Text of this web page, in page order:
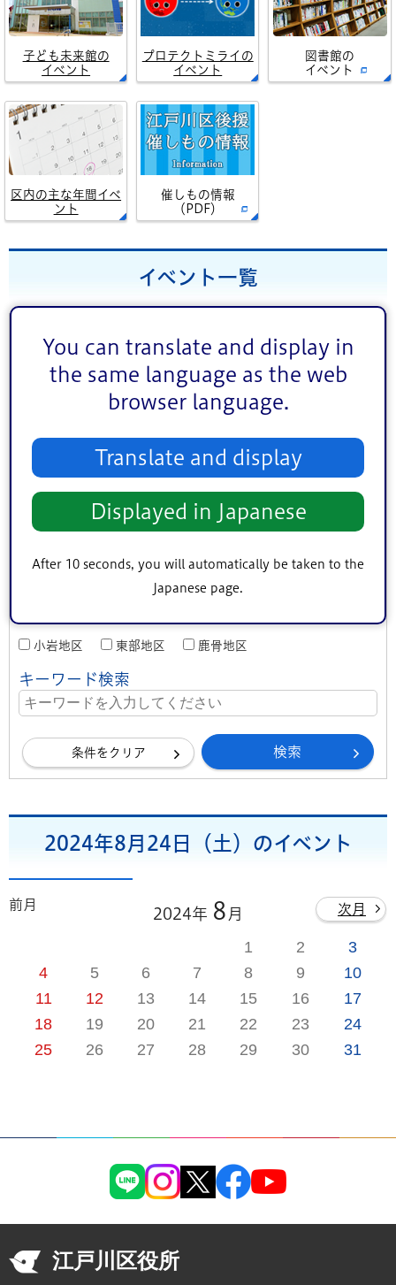
You can translate and display in
the same language as the web
browser language.
Translate and display
Displayed in Japanese
After 10 seconds, you will automatically be taken to the
Japanese page.
子ども未来館の
イベント
プロテクトミライの
イベント
図書館の
イベント
区内の主な年間イベ
ント
催しもの情報
（PDF）
イベント一覧
イベント情報を絞り込む
ジャンル
講演・講座・教室 お祭り
スポーツ 文化・芸術
相談
対象者
子ども向け 熟年者向け 事業者向け
小岩地区 東部地区 鹿骨地区
キーワード検索
条件をクリア
2024年8月24日（土）のイベント
前月
2024年 8 月 次月
1 2
3
4
5 6 7 8 9
10
11
12 13 14 15 16
17
18
19 20 21 22 23
24
25
26 27 28 29 30 31
江戸川区役所